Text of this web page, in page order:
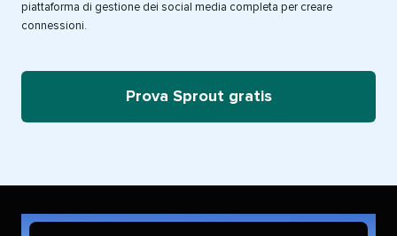
piattaforma di gestione dei social media completa per creare
connessioni.
Prova Sprout gratis